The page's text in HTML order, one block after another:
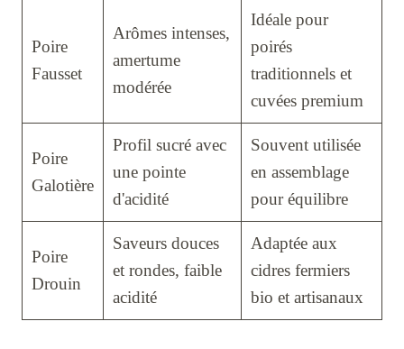
Poire
Fausset
Arômes intenses,
amertume
modérée
Idéale pour
poirés
traditionnels et
cuvées premium
Poire
Galotière
Profil sucré avec
une pointe
d'acidité
Souvent utilisée
en assemblage
pour équilibre
Poire
Drouin
Saveurs douces
et rondes, faible
acidité
Adaptée aux
cidres fermiers
bio et artisanaux